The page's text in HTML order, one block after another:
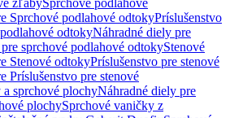
žľabySprchové podlahové
Sprchové podlahové odtokyPríslušenstvo
odtokyNáhradné diely pre
sprchové podlahové odtokyStenové
Stenové odtokyPríslušenstvo pre stenové
Príslušenstvo pre stenové
sprchové plochyNáhradné diely pre
plochySprchové vaničky z